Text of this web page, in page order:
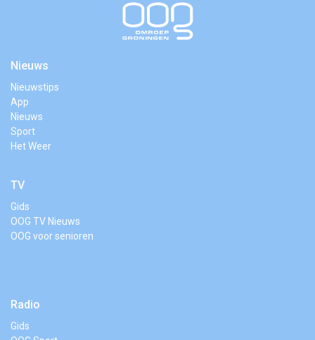
Nieuws
Nieuwstips
App
Nieuws
Sport
Het Weer
TV
Gids
OOG TV Nieuws
OOG voor senioren
Radio
Gids